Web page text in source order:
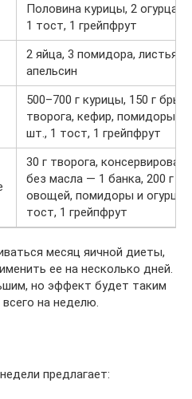
Половина курицы, 2 огурца,
1 тост, 1 грейпфрут
2 яйца, 3 помидора, листья
апельсин
500–700 г курицы, 150 г
творога, кефир, помидоры и
шт., 1 тост, 1 грейпфрут
30 г творога,
без масла — 1 банка, 200 г
овощей, помидоры и огурцы
тост, 1 грейпфрут
месяц яичной диеты,
ее на несколько дней.
но эффект будет таким
на неделю.
предлагает: